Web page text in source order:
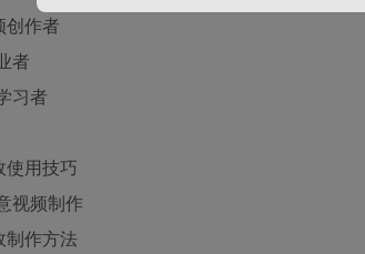
创作者
者
习者
用技巧
视频制作
制作方法